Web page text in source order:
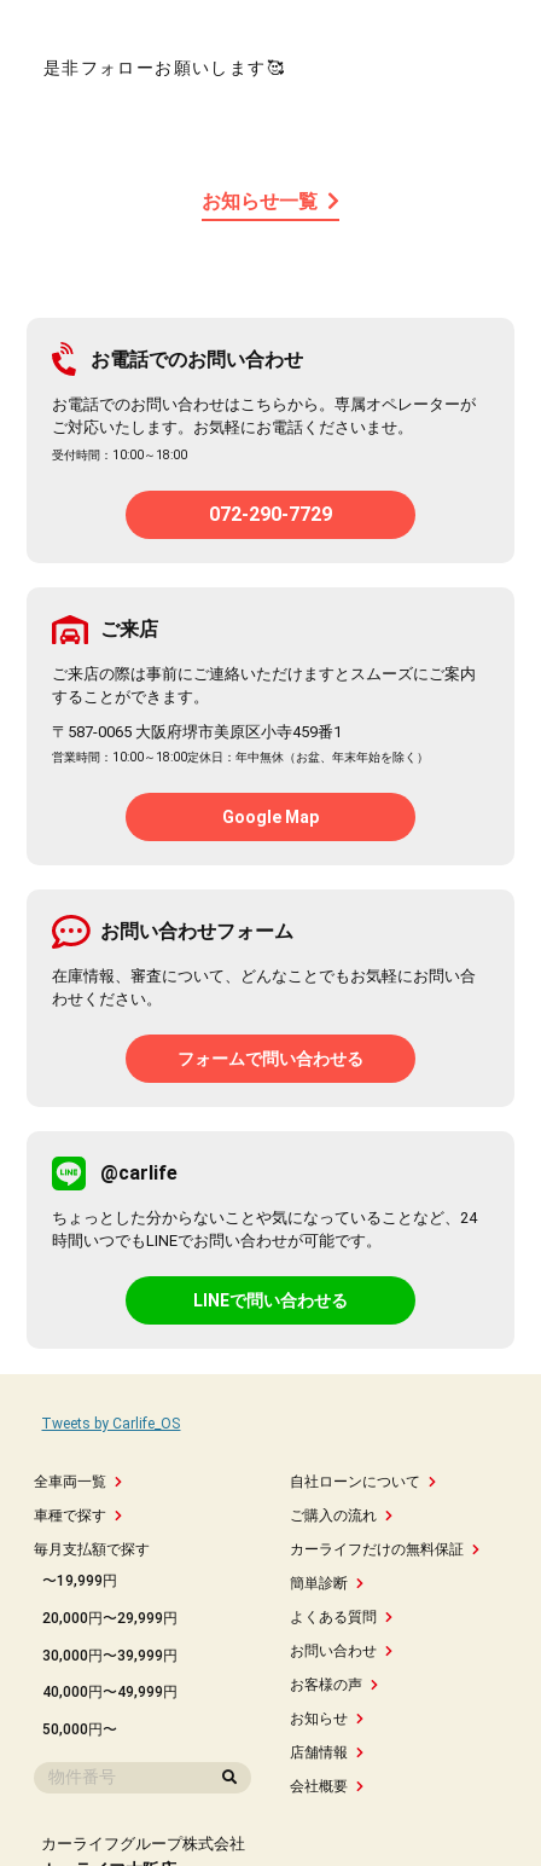
是非フォローお願いします🥰
お知らせ一覧
お電話でのお問い合わせ
お電話でのお問い合わせはこちらから。専属オペレーターが
ご対応いたします。お気軽にお電話くださいませ。
受付時間：10:00～18:00
072-290-7729
ご来店
ご来店の際は事前にご連絡いただけますとスムーズにご案内
することができます。
〒587-0065 大阪府堺市美原区小寺459番1
営業時間：10:00～18:00定休日：年中無休（お盆、年末年始を除く）
Google Map
お問い合わせフォーム
在庫情報、審査について、どんなことでもお気軽にお問い合
わせください。
フォームで問い合わせる
@carlife
ちょっとした分からないことや気になっていることなど、24
時間いつでもLINEでお問い合わせが可能です。
LINEで問い合わせる
全車両一覧
車種で探す
毎月支払額で探す
〜19,999円
20,000円〜29,999円
30,000円〜39,999円
40,000円〜49,999円
50,000円〜
自社ローンについて
ご購入の流れ
カーライフだけの無料保証
簡単診断
よくある質問
お問い合わせ
お客様の声
お知らせ
店舗情報
会社概要
Tweets by Carlife_OS
カーライフグループ株式会社